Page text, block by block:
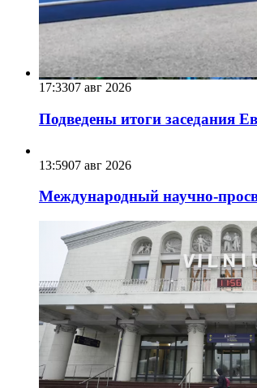
17:3307 авг 2026
Подведены итоги заседания
13:5907 авг 2026
Международный научно-